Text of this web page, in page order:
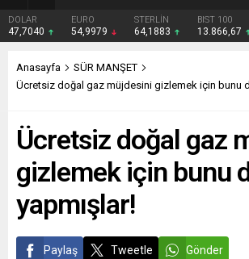
DOLAR
47,7040
EURO
54,9979
STERLİN
64,1883
BIST 100
13.866,67
Anasayfa
SÜR MANŞET
Ücretsiz doğal gaz müjdesini gizlemek için bunu
Ücretsiz doğal gaz
gizlemek için bunu
yapmışlar!
Paylaş Tweetle Gönder